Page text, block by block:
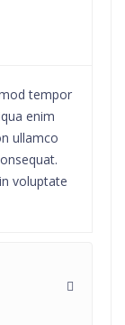
tempor
enim
ullamco
voluptate